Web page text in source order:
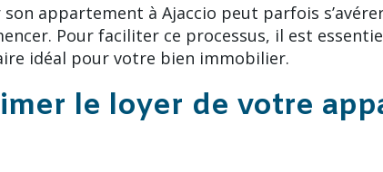
son appartement à Ajaccio peut parfois
Pour faciliter ce processus, il est
idéal pour votre bien immobilier.
le loyer de votre